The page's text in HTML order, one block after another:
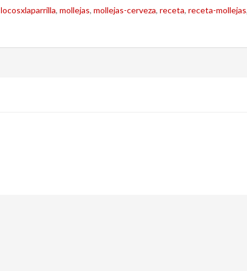
locosxlaparrilla, mollejas, mollejas-cerveza, receta, receta-mollejas